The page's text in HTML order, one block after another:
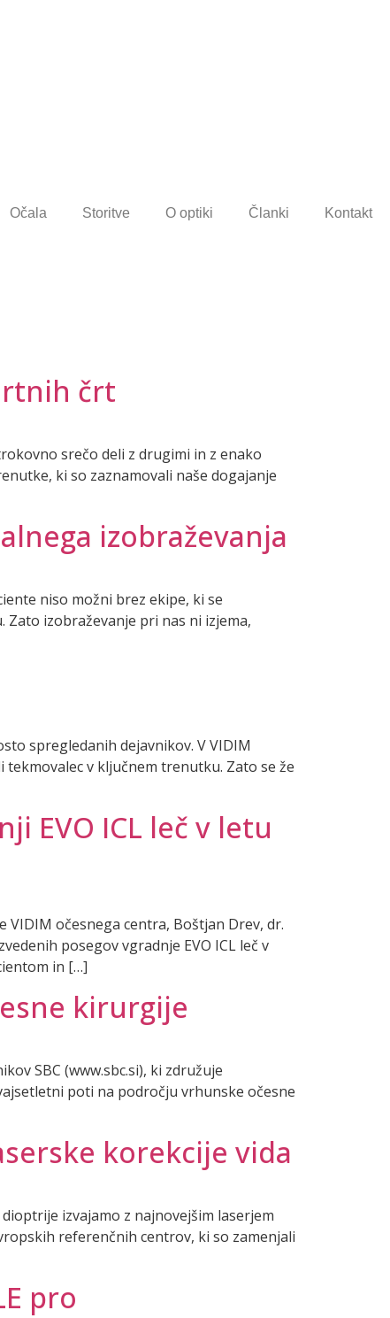
Očala Storitve O optiki Članki Kontakt
črt
srečo deli z drugimi in z enako
ki so zaznamovali naše dogajanje
izobraževanja
niso možni brez ekipe, ki se
izobraževanje pri nas ni izjema,
spregledanih dejavnikov. V VIDIM
v ključnem trenutku. Zato se že
EVO ICL leč v letu
očesnega centra, Boštjan Drev, dr.
posegov vgradnje EVO ICL leč v
in […]
kirurgije
SBC (www.sbc.si), ki združuje
poti na področju vrhunske očesne
korekcije vida
izvajamo z najnovejšim laserjem
referenčnih centrov, ki so zamenjali
pro